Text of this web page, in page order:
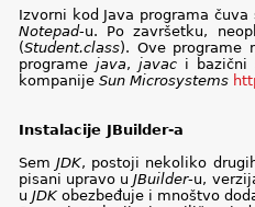
Izvorni kod Java programa
Notepad-u. Po završetku,
(Student.class). Ove programe
programejava,javac i bazični
kompanije Sun Microsystems
Instalacije JBuilder-a
SemJDK, postoji nekoliko
pisani upravo uJBuilder-u,
u JDK obezbeđuje i mnoštvo